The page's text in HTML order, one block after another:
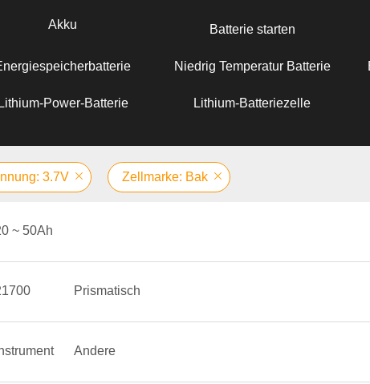
Akku Batterie starten
Niedrig Temperatur Batterie
Lithium-Power-Batterie Lithium-Batteriezelle
3.7V Zellmarke: Bak
~ 50Ah
Prismatisch
Andere